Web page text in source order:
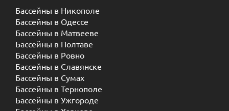
Бассейны в Никополе
Бассейны в Одессе
Бассейны в Матвееве
Бассейны в Полтаве
Бассейны в Ровно
Бассейны в Славянске
Бассейны в Сумах
Бассейны в Тернополе
Бассейны в Ужгороде